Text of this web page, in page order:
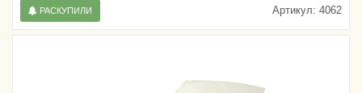
Артикул: 4062
РАСКУПИЛИ